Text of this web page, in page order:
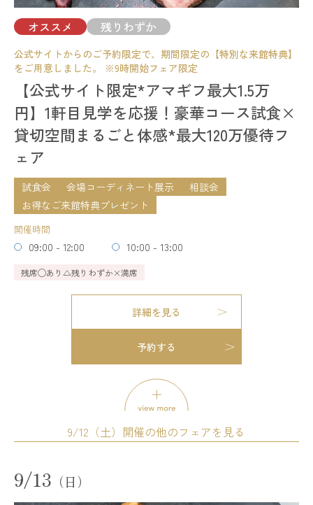
残りわずか
試食会
お得なご来館特典プレゼント
12:00 - 12:30
13:00 - 13:30
18:00 - 18:30
残席◯あり△残りわずか×満席
11:00 - 14:00
15:00 - 18:00
17:00 - 20:00
残席◯あり△残りわずか×満席
詳細を見る
予約する
試食会
相談会
模擬挙式 模擬披露宴
試食会
会場コーディネート展示
婚礼アイテム展示
お得なご来館特典プレゼント
開催時間
09:00 - 12:00
10:00 - 13:00
14:00 - 17:00
18:00 - 21:00
残席◯あり △残りわずか×満席
オススメ 残りわずか
公式サイトからのご予約限定で、期間限定の【特別な来館特典】
をご用意しました。 ※9時開始フェア限定
【公式サイト限定*アマギフ最大1.5万
円】1軒目見学を応援！豪華コース試食×
貸切空間まるごと体感*最大120万優待フ
ェア
試食会 会場コーディネート展示
相談会
お得なご来館特典プレゼント
開催時間
09:00 - 12:00 10:00 - 13:00
残席◯あり △残りわずか×満席
詳細を見る
予約する
9/12（土）開催の他のフェアを見る
9/13 （日）